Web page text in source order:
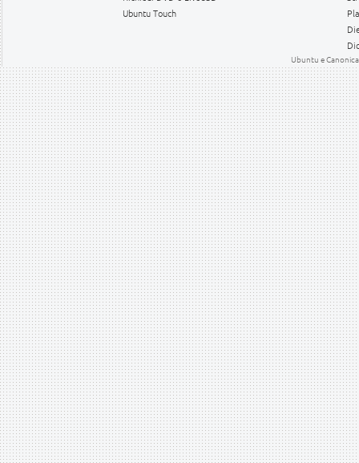
Ubuntu Touch
Ubuntu e